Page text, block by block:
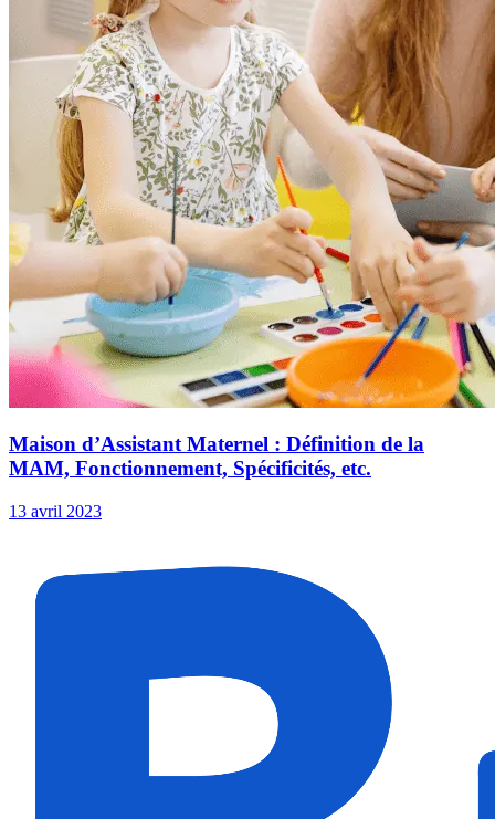
Maison d’Assistant Maternel : Définition de la
MAM, Fonctionnement, Spécificités, etc.
13 avril 2023